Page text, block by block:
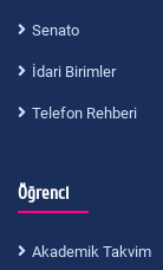
Senato
İdari Birimler
Telefon Rehberi
Öğrenci
Akademik Takvim